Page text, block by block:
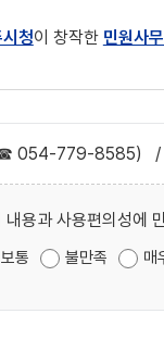
청이 창작한 민원사
(☎ 054-779-8585) /
내용과 사용편의성에
보통 불만족 매